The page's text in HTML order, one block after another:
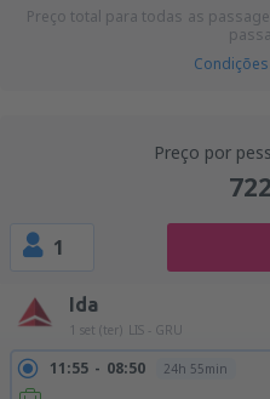
Preço total para todas as
Preço por
722
1
Ida
1 set (ter) LIS - GRU
11:55 08:50 24h 55min